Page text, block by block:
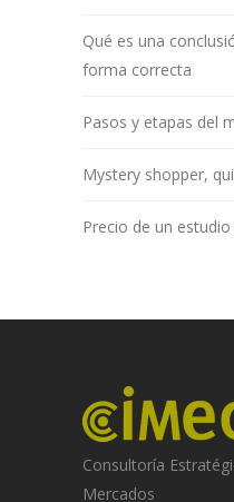
Qué es una
forma correcta
Pasos y etapas del
Mystery shopper,
Precio de un
Consultoría
Mercados